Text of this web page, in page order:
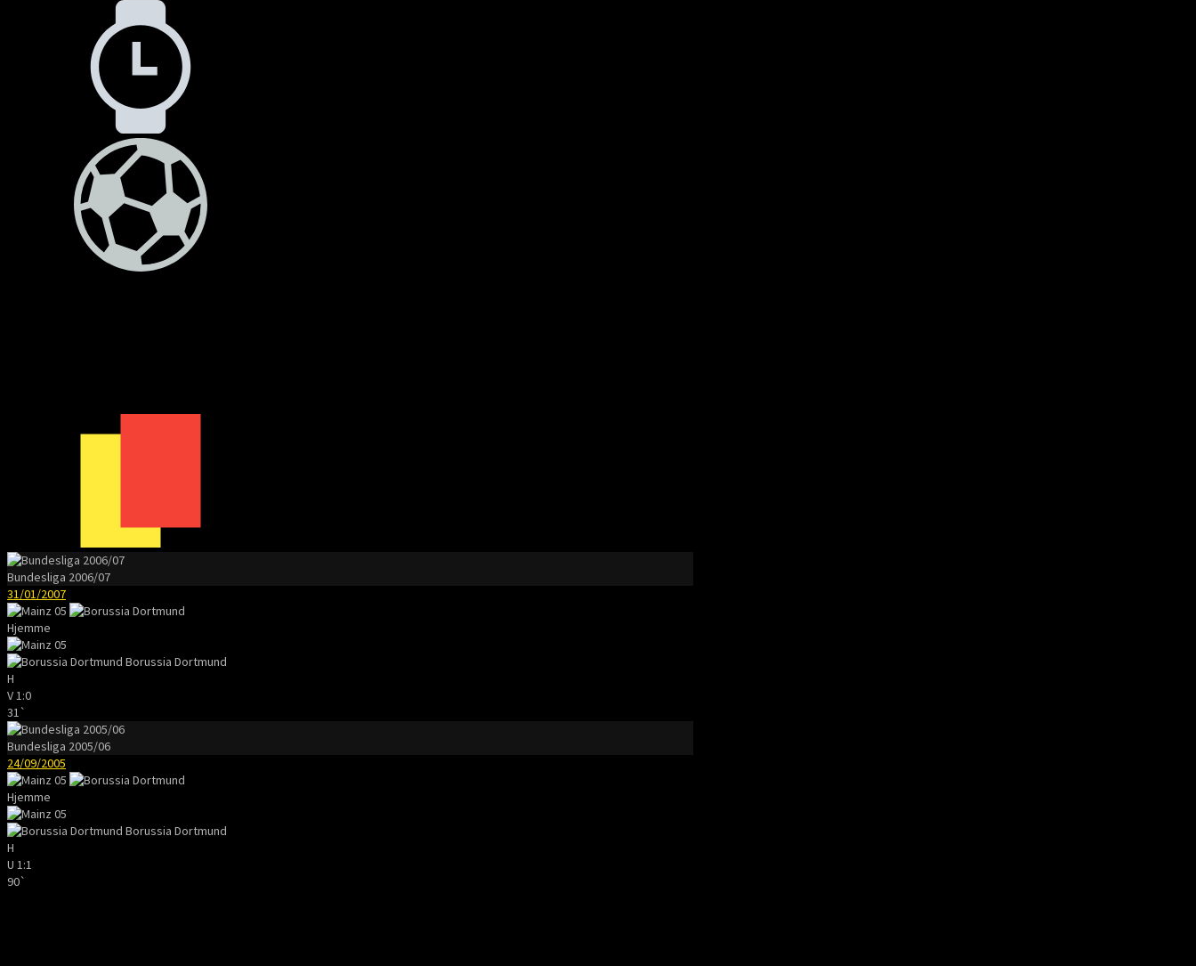
Bundesliga 2006/07
31/01/2007
Hjemme
Borussia Dortmund
H
V 1:0
31`
Bundesliga 2005/06
24/09/2005
Hjemme
Borussia Dortmund
H
U 1:1
90`